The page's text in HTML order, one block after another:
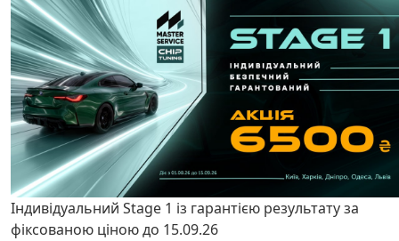
Індивідуальний Stage 1 із гарантією результату за
фіксованою ціною до 15.09.26